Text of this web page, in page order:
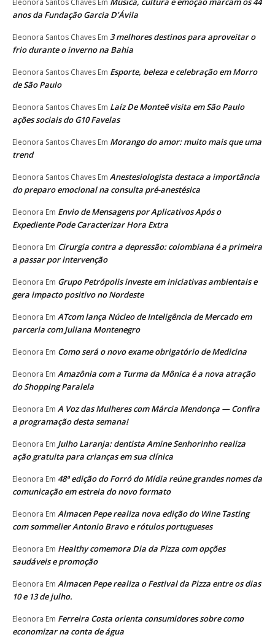
Eleonora Santos Chaves Em
anos da Fundação Garcia D’Ávila
Eleonora Santos Chaves Em 3 melhores destinos para aproveitar o
frio durante o inverno na Bahia
Eleonora Santos Chaves Em Esporte, beleza e celebração em Morro
de São Paulo
Eleonora Santos Chaves Em Laíz De Monteê visita em São Paulo
ações sociais do G10 Favelas
Eleonora Santos Chaves Em Morango do amor: muito mais que uma
trend
Eleonora Santos Chaves Em Anestesiologista destaca a importância
do preparo emocional na consulta pré-anestésica
Eleonora Em Envio de Mensagens por Aplicativos Após o
Expediente Pode Caracterizar Hora Extra
Eleonora Em Cirurgia contra a depressão: colombiana é a primeira
a passar por intervenção
Eleonora Em Grupo Petrópolis investe em iniciativas ambientais e
gera impacto positivo no Nordeste
Eleonora Em ATcom lança Núcleo de Inteligência de Mercado em
parceria com Juliana Montenegro
Eleonora Em Como será o novo exame obrigatório de Medicina
Eleonora Em Amazônia com a Turma da Mônica é a nova atração
do Shopping Paralela
Eleonora Em A Voz das Mulheres com Márcia Mendonça — Confira
a programação desta semana!
Eleonora Em Julho Laranja: dentista Amine Senhorinho realiza
ação gratuita para crianças em sua clínica
Eleonora Em 48ª edição do Forró do Mídia reúne grandes nomes da
comunicação em estreia do novo formato
Eleonora Em Almacen Pepe realiza nova edição do Wine Tasting
com sommelier Antonio Bravo e rótulos portugueses
Eleonora Em Healthy comemora Dia da Pizza com opções
saudáveis e promoção
Eleonora Em Almacen Pepe realiza o Festival da Pizza entre os dias
10 e 13 de julho.
Eleonora Em Ferreira Costa orienta consumidores sobre como
economizar na conta de água